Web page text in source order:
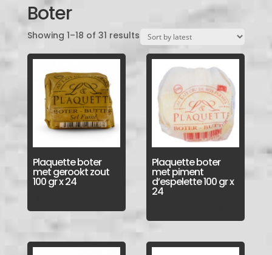
Boter
Showing 1–18 of 31 results
Plaquette boter
met gerookt zout
100 gr x 24
Plaquette boter
met piment
d’espelette 100 gr x
24